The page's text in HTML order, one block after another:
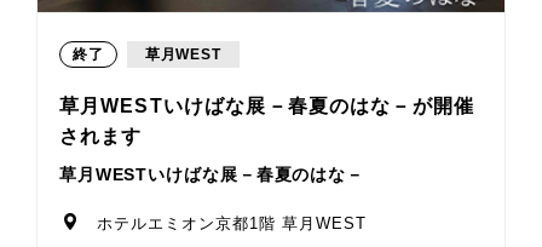
終了 草月WEST
草月WESTいけばな展－春夏のはな－が開催
されます
草月WESTいけばな展－春夏のはな－
ホテルエミオン京都1階 草月WEST